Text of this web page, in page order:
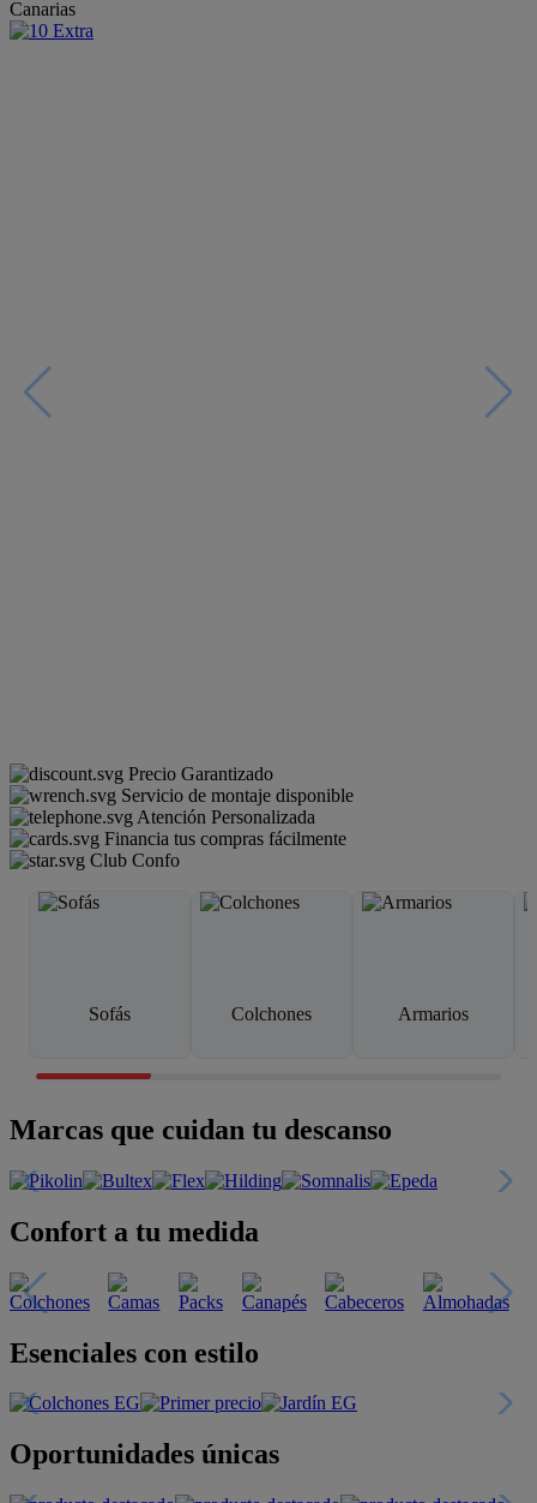
Canarias
Precio Garantizado
Servicio de montaje disponible
Atención Personalizada
Financia tus compras fácilmente
Club Confo
Sofás Colchones Armarios
Marcas que cuidan tu descanso
Confort a tu medida
Esenciales con estilo
Oportunidades únicas